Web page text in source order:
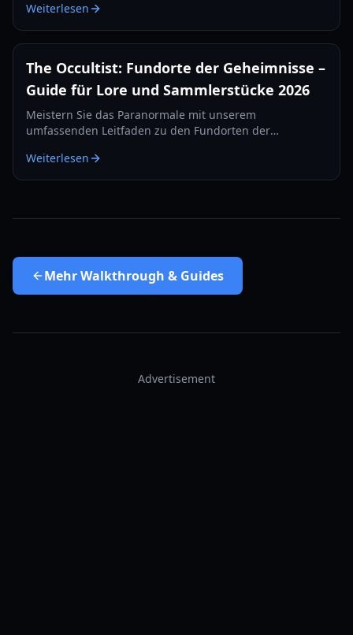
Abschluss für Alan Revels freischalten.
Weiterlesen
The Occultist: Fundorte der Geheimnisse –
Guide für Lore und Sammlerstücke 2026
Meistern Sie das Paranormale mit unserem
umfassenden Leitfaden zu den Fundorten der
Sammlerstück auf Goston Island und decken Sie Alans
Vergangenheit auf.
Weiterlesen
MehrWalkthrough & Guides
Advertisement